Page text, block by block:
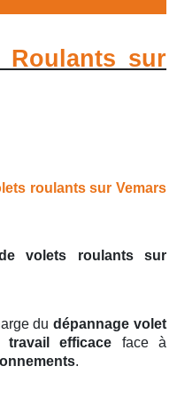
Roulants sur
roulants sur Vemars
volets roulants sur
dudépannage volet
travail efficace face à
.